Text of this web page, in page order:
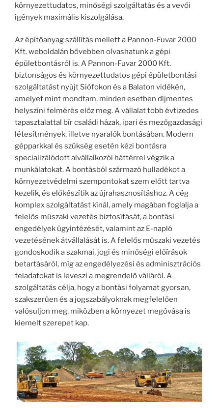
környezettudatos, minőségi szolgáltatás és a vevői
igények maximális kiszolgálása.
Az építőanyag szállítás mellett a Pannon-Fuvar 2000
Kft. weboldalán bővebben olvashatunk a gépi
épületbontásról is. A Pannon-Fuvar 2000 Kft.
biztonságos és környezettudatos gépi épületbontási
szolgáltatást nyújt Siófokon és a Balaton vidékén,
amelyet mint mondtam, minden esetben díjmentes
helyszíni felmérés előz meg. A vállalat több évtizedes
tapasztalattal bír családi házak, ipari és mezőgazdasági
létesítmények, illetve nyaralók bontásában. Modern
gépparkkal és szükség esetén kézi bontásra
specializálódott alvállalkozói háttérrel végzik a
munkálatokat. A bontásból származó hulladékot a
környezetvédelmi szempontokat szem előtt tartva
kezelik, és előkészítik az újrahasznosításhoz. A cég
komplex szolgáltatást kínál, amely magában foglalja a
felelős műszaki vezetés biztosítását, a bontási
engedélyek ügyintézését, valamint az E-napló
vezetésének átvállalását is. A felelős műszaki vezetés
gondoskodik a szakmai, jogi és minőségi előírások
betartásáról, míg az engedélyezési és adminisztrációs
feladatokat is leveszi a megrendelő válláról. A
szolgáltatás célja, hogy a bontási folyamat gyorsan,
szakszerűen és a jogszabályoknak megfelelően
valósuljon meg, miközben a környezet megóvása is
kiemelt szerepet kap.